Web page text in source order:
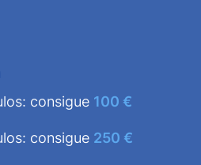
consigue 100 €
consigue 250 €